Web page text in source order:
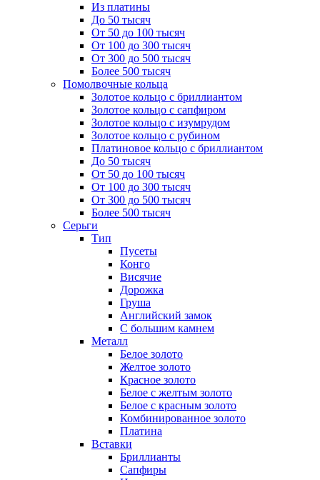
Из платины
До 50 тысяч
От 50 до 100 тысяч
От 100 до 300 тысяч
От 300 до 500 тысяч
Более 500 тысяч
Помолвочные кольца
Золотое кольцо с бриллиантом
Золотое кольцо с сапфиром
Золотое кольцо с изумрудом
Золотое кольцо с рубином
Платиновое кольцо с бриллиантом
До 50 тысяч
От 50 до 100 тысяч
От 100 до 300 тысяч
От 300 до 500 тысяч
Более 500 тысяч
Серьги
Тип
Пусеты
Конго
Висячие
Дорожка
Груша
Английский замок
С большим камнем
Металл
Белое золото
Желтое золото
Красное золото
Белое с желтым золото
Белое с красным золото
Комбинированное золото
Платина
Вставки
Бриллианты
Сапфиры